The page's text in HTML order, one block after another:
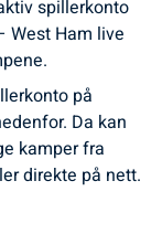
spillerkonto
West Ham live
på
Da kan
kamper fra
direkte på nett.